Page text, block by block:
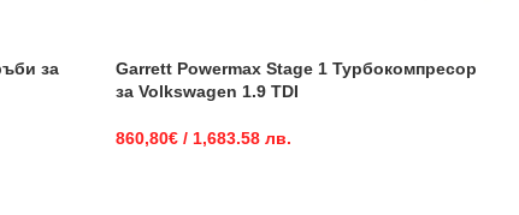
за
Garrett Powermax Stage 1 Турбокомпресор
за Volkswagen 1.9 TDI
860,80€ / 1,683.58 лв.